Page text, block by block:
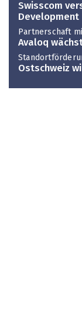
Swisscom
Development
Partnerschaft
Avaloq
Ostschweiz